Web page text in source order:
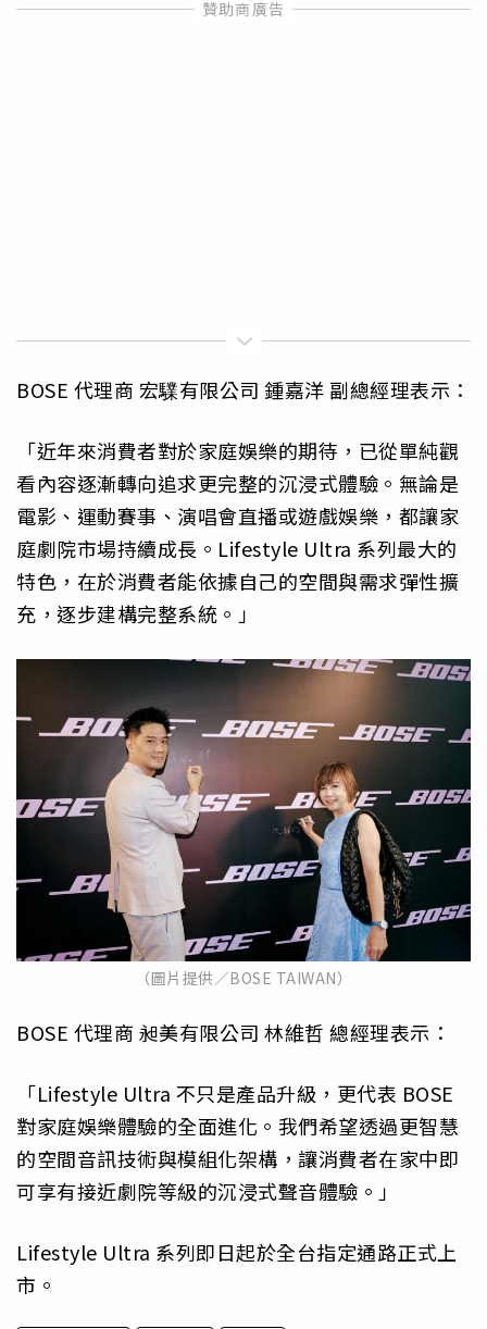
BOSE 代理商 宏驜有限公司 鍾嘉洋 副總經理表示：
「近年來消費者對於家庭娛樂的期待，已從單純觀
看內容逐漸轉向追求更完整的沉浸式體驗。無論是
電影、運動賽事、演唱會直播或遊戲娛樂，都讓家
庭劇院市場持續成長。Lifestyle Ultra 系列最大的
特色，在於消費者能依據自己的空間與需求彈性擴
充，逐步建構完整系統。」
（圖片提供／BOSE TAIWAN）
BOSE 代理商 昶美有限公司 林維哲 總經理表示：
「Lifestyle Ultra 不只是產品升級，更代表 BOSE
對家庭娛樂體驗的全面進化。我們希望透過更智慧
的空間音訊技術與模組化架構，讓消費者在家中即
可享有接近劇院等級的沉浸式聲音體驗。」
Lifestyle Ultra 系列即日起於全台指定通路正式上
市。